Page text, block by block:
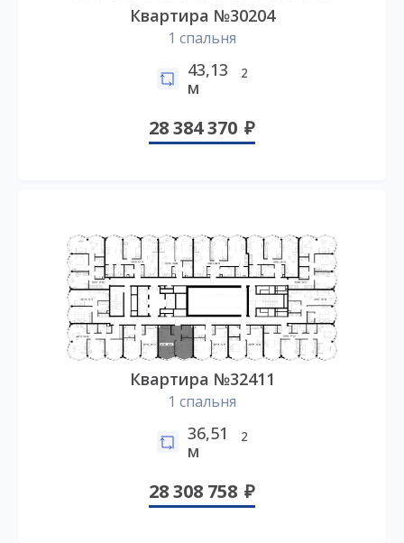
Квартира №30204
1 спальня
43,13
м
2
28 384 370
Квартира №32411
1 спальня
36,51
м
2
28 308 758